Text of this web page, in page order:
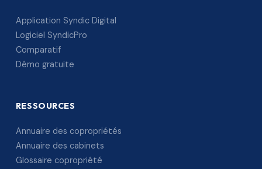
Application Syndic Digital
Logiciel SyndicPro
Comparatif
Démo gratuite
RESSOURCES
Annuaire des copropriétés
Annuaire des cabinets
Glossaire copropriété